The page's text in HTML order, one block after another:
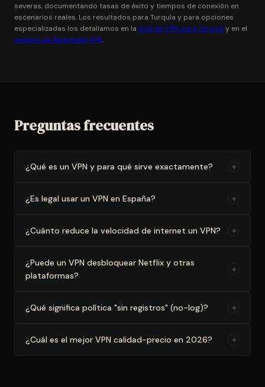
severas, documentando tasas de éxito y tiempos de conexión en
escenarios reales. Los resultados para Turquía y para opciones
especializadas los detallamos en la guía de VPN para Turquía y en el
análisis de Redshield VPN.
Preguntas frecuentes
¿Qué es un VPN y para qué sirve exactamente? +
¿Es legal usar un VPN en España? +
¿Cuánto reduce la velocidad de internet un VPN? +
¿Puede un VPN desbloquear Netflix y otras
plataformas?
+
¿Qué significa política "sin registros" (no-log)? +
¿Cuál es el mejor VPN calidad-precio en 2026? +